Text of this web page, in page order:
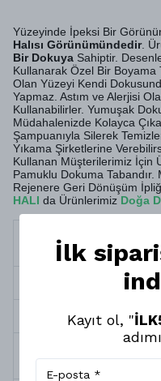
Yüzeyinde İpeksi Bir
Halısı Görünümündedir.
Bir Dokuya Sahiptir.
Kullanarak Özel Bir Boyama
Olan Yüzeyi Kendi
Yapmaz. Astım ve Alerjisi
Kullanabilirler. Yumuşak
Müdahalenizde Kolayca
Şampuanıyla Silerek
Yıkama Şirketlerine
Kullanan Müşterilerimiz İçin
Pamuklu Dokuma
Rejenere Geri Dönüşüm
HALI da Ürünlerimiz Doğa
Termin
5 mm
Bakım
Temizlik
İlk
Kayıt ol, "